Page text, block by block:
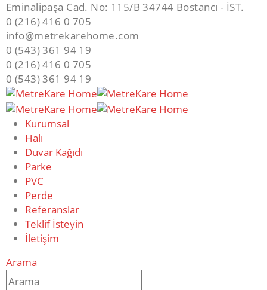
Eminalipaşa Cad. No: 115/B 34744 Bostancı - İST.
0 (216) 416 0 705
info@metrekarehome.com
0 (543) 361 94 19
0 (216) 416 0 705
0 (543) 361 94 19
Kurumsal
Halı
Duvar Kağıdı
Parke
PVC
Perde
Referanslar
Teklif İsteyin
İletişim
Arama